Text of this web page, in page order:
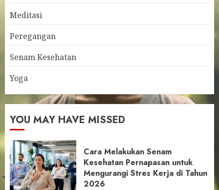
Meditasi
Peregangan
Senam Kesehatan
Yoga
YOU MAY HAVE MISSED
Cara Melakukan Senam
Kesehatan Pernapasan untuk
Mengurangi Stres Kerja di Tahun
2026